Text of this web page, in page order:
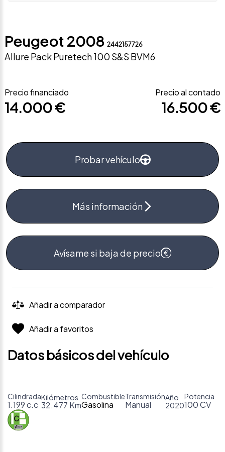
Peugeot 2008 2442157726
Allure Pack Puretech 100 S&S BVM6
Precio financiado
14.000 €
Precio al contado
16.500 €
Probar vehículo
Más información
Avísame si baja de precio
Añadir a comparador
Añadir a favoritos
Datos básicos del vehículo
Cilindrada
1.199 c.c
Kilómetros
32.477 Km
Combustible
Gasolina
Transmisión
Manual
Año
2020
Potencia
100 CV